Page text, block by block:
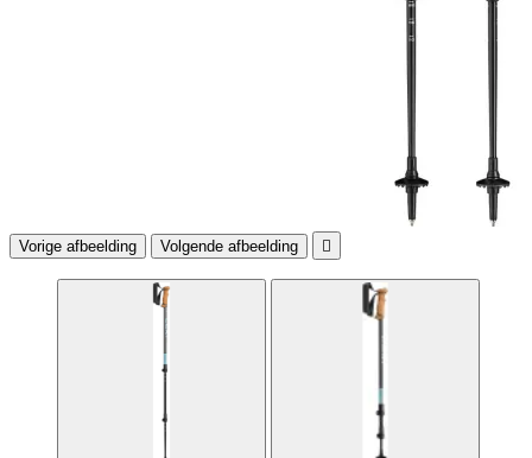
Vorige afbeelding Volgende afbeelding 